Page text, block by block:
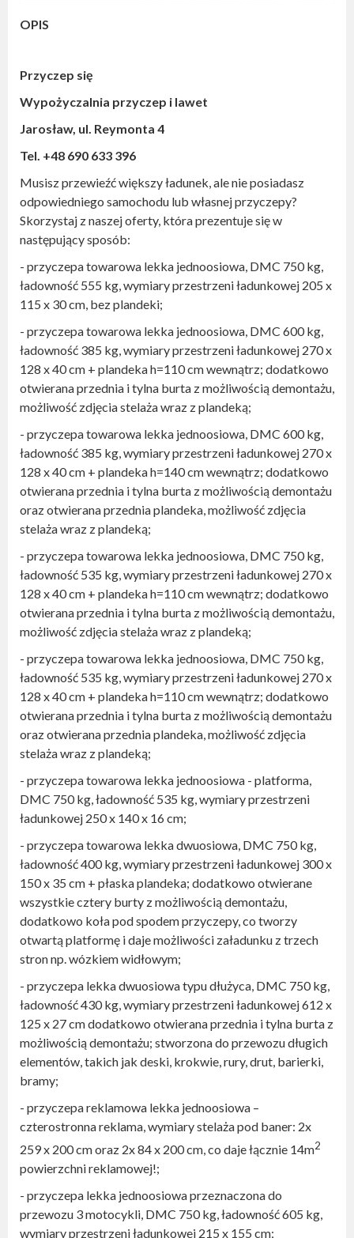
OPIS
Przyczep się
Wypożyczalnia przyczep i lawet
Jarosław, ul. Reymonta 4
Tel. +48 690 633 396
Musisz przewieźć większy ładunek, ale nie posiadasz
odpowiedniego samochodu lub własnej przyczepy?
Skorzystaj z naszej oferty, która prezentuje się w
następujący sposób:
- przyczepa towarowa lekka jednoosiowa, DMC 750 kg,
ładowność 555 kg, wymiary przestrzeni ładunkowej 205 x
115 x 30 cm, bez plandeki;
- przyczepa towarowa lekka jednoosiowa, DMC 600 kg,
ładowność 385 kg, wymiary przestrzeni ładunkowej 270 x
128 x 40 cm + plandeka h=110 cm wewnątrz; dodatkowo
otwierana przednia i tylna burta z możliwością demontażu,
możliwość zdjęcia stelaża wraz z plandeką;
- przyczepa towarowa lekka jednoosiowa, DMC 600 kg,
ładowność 385 kg, wymiary przestrzeni ładunkowej 270 x
128 x 40 cm + plandeka h=140 cm wewnątrz; dodatkowo
otwierana przednia i tylna burta z możliwością demontażu
oraz otwierana przednia plandeka, możliwość zdjęcia
stelaża wraz z plandeką;
- przyczepa towarowa lekka jednoosiowa, DMC 750 kg,
ładowność 535 kg, wymiary przestrzeni ładunkowej 270 x
128 x 40 cm + plandeka h=110 cm wewnątrz; dodatkowo
otwierana przednia i tylna burta z możliwością demontażu,
możliwość zdjęcia stelaża wraz z plandeką;
- przyczepa towarowa lekka jednoosiowa, DMC 750 kg,
ładowność 535 kg, wymiary przestrzeni ładunkowej 270 x
128 x 40 cm + plandeka h=110 cm wewnątrz; dodatkowo
otwierana przednia i tylna burta z możliwością demontażu
oraz otwierana przednia plandeka, możliwość zdjęcia
stelaża wraz z plandeką;
- przyczepa towarowa lekka jednoosiowa - platforma,
DMC 750 kg, ładowność 535 kg, wymiary przestrzeni
ładunkowej 250 x 140 x 16 cm;
- przyczepa towarowa lekka dwuosiowa, DMC 750 kg,
ładowność 400 kg, wymiary przestrzeni ładunkowej 300 x
150 x 35 cm + płaska plandeka; dodatkowo otwierane
wszystkie cztery burty z możliwością demontażu,
dodatkowo koła pod spodem przyczepy, co tworzy
otwartą platformę i daje możliwości załadunku z trzech
stron np. wózkiem widłowym;
- przyczepa lekka dwuosiowa typu dłużyca, DMC 750 kg,
ładowność 430 kg, wymiary przestrzeni ładunkowej 612 x
125 x 27 cm dodatkowo otwierana przednia i tylna burta z
możliwością demontażu; stworzona do przewozu długich
elementów, takich jak deski, krokwie, rury, drut, barierki,
bramy;
- przyczepa reklamowa lekka jednoosiowa –
czterostronna reklama, wymiary stelaża pod baner: 2x
259 x 200 cm oraz 2x 84 x 200 cm, co daje łącznie 14m2
powierzchni reklamowej!;
- przyczepa lekka jednoosiowa przeznaczona do
przewozu 3 motocykli, DMC 750 kg, ładowność 605 kg,
wymiary przestrzeni ładunkowej 215 x 155 cm;